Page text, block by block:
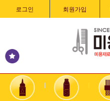
로그인 회원가입